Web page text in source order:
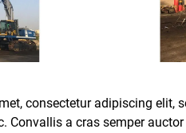
consectetur adipiscing elit,
Convallis a cras semper